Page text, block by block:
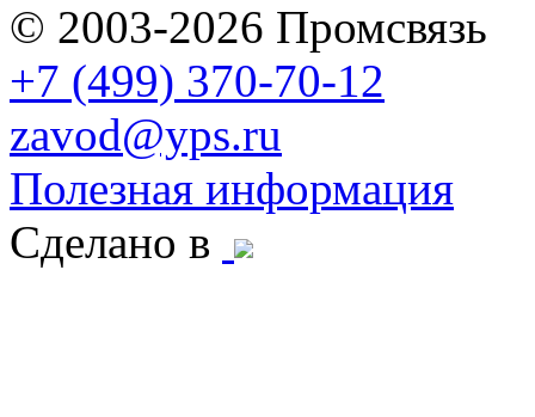
© 2003-2026 Промсвязь
+7 (499) 370-70-12
zavod@yps.ru
Полезная информация
Сделано в